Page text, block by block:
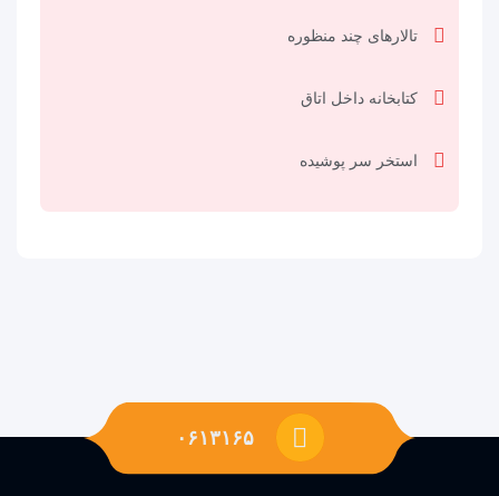
تالارهای چند منظوره
کتابخانه داخل اتاق
استخر سر پوشیده
۰۶۱۳۱۶۵